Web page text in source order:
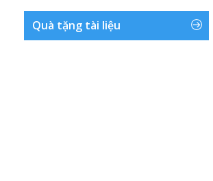
Quà tặng tài liệu